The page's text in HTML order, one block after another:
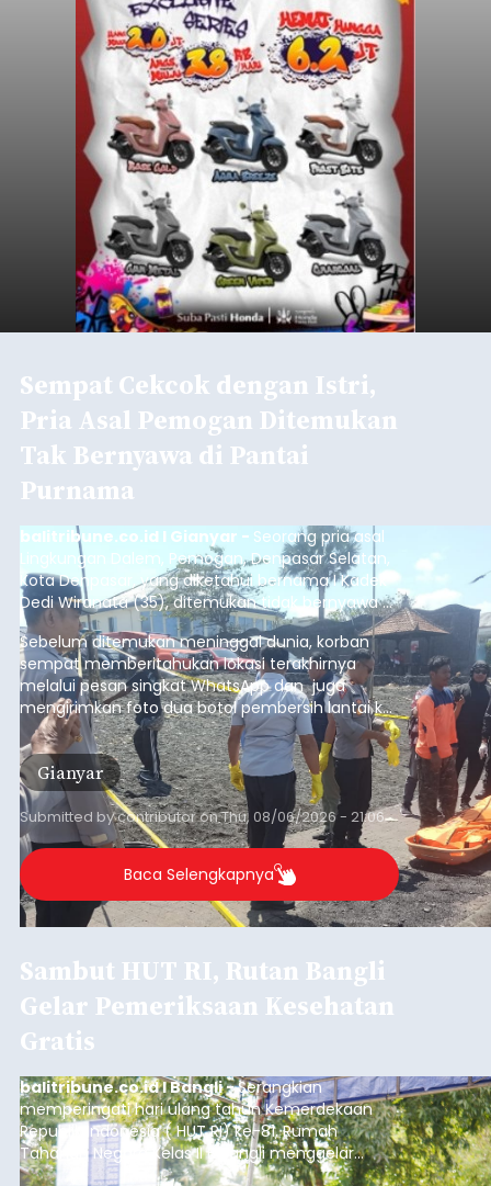
Sempat Cekcok dengan Istri,
Pria Asal Pemogan Ditemukan
Tak Bernyawa di Pantai
Purnama
balitribune.co.id I Gianyar - Seorang pria asal
Lingkungan Dalem, Pemogan, Denpasar Selatan,
Kota Denpasar, yang diketahui bernama I Kadek
Dedi Wiranata (35), ditemukan tidak bernyawa di
pesisir Pantai Purnama, Sukawati.
Sebelum ditemukan meninggal dunia, korban
sempat memberitahukan lokasi terakhirnya
melalui pesan singkat WhatsApp dan juga
mengirimkan foto dua botol pembersih lantai ke
istrinya.
Gianyar
Submitted bycontributoronThu, 08/06/2026 - 21:06
Baca Selengkapnya
Sambut HUT RI, Rutan Bangli
Gelar Pemeriksaan Kesehatan
Gratis
balitribune.co.id I Bangli -Serangkian
memperingati hari ulang tahun Kemerdekaan
Republik Indonesia ( HUT RI) ke-81, Rumah
Tahanan Negara Kelas II B Bangli menggelar
kegiatan pemeriksaan kesehatan gratis, Rabu